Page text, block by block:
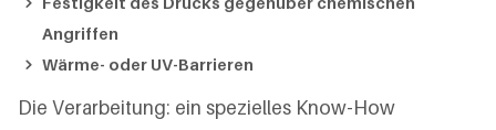
Angriffen
Wärme- oder UV-Barrieren
Die Verarbeitung: ein spezielles Know-How